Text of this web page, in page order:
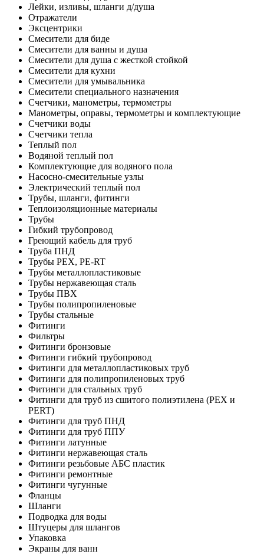
Лейки, изливы, шланги д/душа
Отражатели
Эксцентрики
Смесители для биде
Смесители для ванны и душа
Смесители для душа с жесткой стойкой
Смесители для кухни
Смесители для умывальника
Смесители специального назначения
Счетчики, манометры, термометры
Манометры, оправы, термометры и комплектующие
Счетчики воды
Счетчики тепла
Теплый пол
Водяной теплый пол
Комплектующие для водяного пола
Насосно-смесительные узлы
Электрический теплый пол
Трубы, шланги, фитинги
Теплоизоляционные материалы
Трубы
Гибкий трубопровод
Греющий кабель для труб
Труба ПНД
Трубы PEX, PE-RT
Трубы металлопластиковые
Трубы нержавеющая сталь
Трубы ПВХ
Трубы полипропиленовые
Трубы стальные
Фитинги
Фильтры
Фитинги бронзовые
Фитинги гибкий трубопровод
Фитинги для металлопластиковых труб
Фитинги для полипропиленовых труб
Фитинги для стальных труб
Фитинги для труб из сшитого полиэтилена (PEX и
PERT)
Фитинги для труб ПНД
Фитинги для труб ППУ
Фитинги латунные
Фитинги нержавеющая сталь
Фитинги резьбовые АБС пластик
Фитинги ремонтные
Фитинги чугунные
Фланцы
Шланги
Подводка для воды
Штуцеры для шлангов
Упаковка
Экраны для ванн